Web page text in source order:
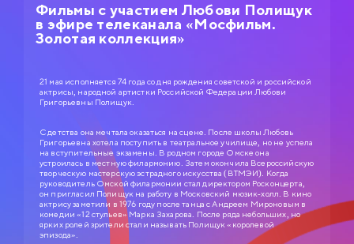
Фильмы с участием Любови Полищук
в эфире телеканала «Мосфильм.
Золотая коллекция»
21 мая исполняется 74 года со дня рождения советской и российской
актрисы, народной артистки Российской Федерации Любови
Григорьевны Полищук.
С детства она мечтала оказаться на сцене. После школы Любовь
Григорьевна хотела поступить в театральное училище, но не успела
на вступительные экзамены. В родном городе Омске она
устроилась в местную филармонию. Затем окончила Всероссийскую
творческую мастерскую эстрадного искусства (ВТМЭИ). Когда
руководитель Омской филармонии стал директором Росконцерта,
он пригласил Полищук на работу в Московский мюзик-холл. В кино
актрису заметили в 1976 году после танца с Андреем Мироновым в
комедии «12 стульев» Марка Захарова. После ряда небольших, но
ярких ролей зрители стали называть Полищук «королевой
эпизода».